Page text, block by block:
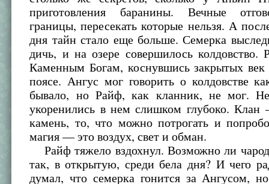
приготовления баранины. Вечные
границы, пересекать которые нельзя. А
дня тайн стало еще больше. Семерка
дичь, и на озере совершилось колдовство.
Каменным Богам, коснувшись закрытых
поясе. Ангус мог говорить о колдовстве
бывало, но Райф, как кланник, не мог.
укоренились в нем слишком глубоко.
камень, то, что можно потрогать и
магия — это воздух, свет и обман.
Райф тяжело вздохнул. Возможно ли
так, в открытую, среди бела дня? И чего
думал, что семерка гонится за Ангусом,